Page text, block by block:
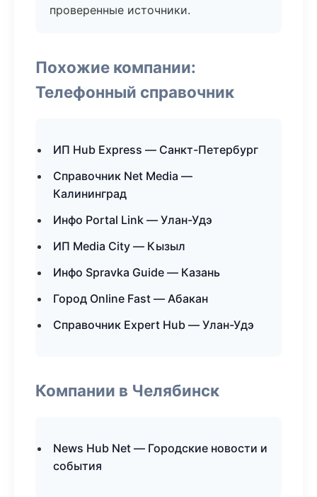
проверенные источники.
Похожие компании:
Телефонный справочник
ИП Hub Express — Санкт-Петербург
Справочник Net Media —
Калининград
Инфо Portal Link — Улан-Удэ
ИП Media City — Кызыл
Инфо Spravka Guide — Казань
Город Online Fast — Абакан
Справочник Expert Hub — Улан-Удэ
Компании в Челябинск
News Hub Net — Городские новости и
события